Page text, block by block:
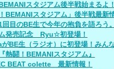
スタジアム後半戦始まるよ！
BEMANIスタジアム」後半戦最新
回目のBE生で今年の抱負を語ろう。
発売記念 Ryu☆初登場！
BE生（ラジオ）に初登場！みん
熱闘！BEMANIスタジアム』
BEAT colette 最新情報！